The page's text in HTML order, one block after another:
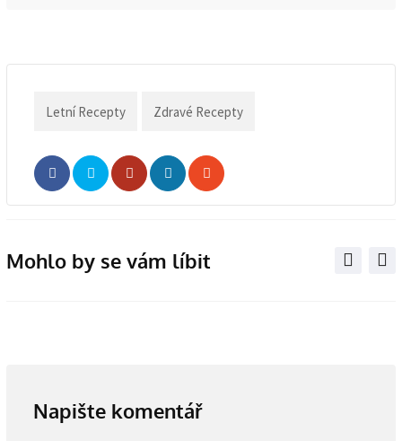
Letní Recepty Zdravé Recepty
WhatsappShare
Print
Mohlo by se vám líbit
Napište komentář